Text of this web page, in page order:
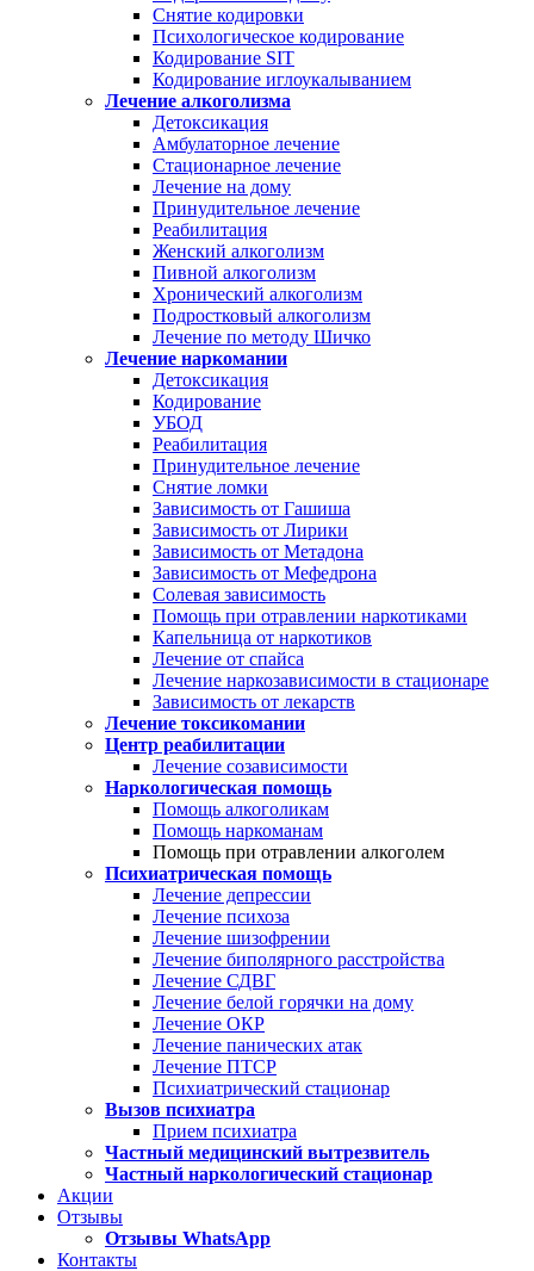
Снятие кодировки
Психологическое кодирование
Кодирование SIT
Кодирование иглоукалыванием
Лечение алкоголизма
Детоксикация
Амбулаторное лечение
Стационарное лечение
Лечение на дому
Принудительное лечение
Реабилитация
Женский алкоголизм
Пивной алкоголизм
Хронический алкоголизм
Подростковый алкоголизм
Лечение по методу Шичко
Лечение наркомании
Детоксикация
Кодирование
УБОД
Реабилитация
Принудительное лечение
Снятие ломки
Зависимость от Гашиша
Зависимость от Лирики
Зависимость от Метадона
Зависимость от Мефедрона
Солевая зависимость
Помощь при отравлении наркотиками
Капельница от наркотиков
Лечение от спайса
Лечение наркозависимости в стационаре
Зависимость от лекарств
Лечение токсикомании
Центр реабилитации
Лечение созависимости
Наркологическая помощь
Помощь алкоголикам
Помощь наркоманам
Помощь при отравлении алкоголем
Психиатрическая помощь
Лечение депрессии
Лечение психоза
Лечение шизофрении
Лечение биполярного расстройства
Лечение СДВГ
Лечение белой горячки на дому
Лечение ОКР
Лечение панических атак
Лечение ПТСР
Психиатрический стационар
Вызов психиатра
Прием психиатра
Частный медицинский вытрезвитель
Частный наркологический стационар
Акции
Отзывы
Отзывы WhatsApp
Контакты